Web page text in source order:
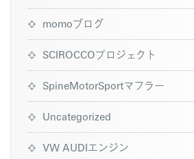
momoブログ
SCIROCCOプロジェクト
SpineMotorSportマフラー
Uncategorized
VW AUDIエンジン